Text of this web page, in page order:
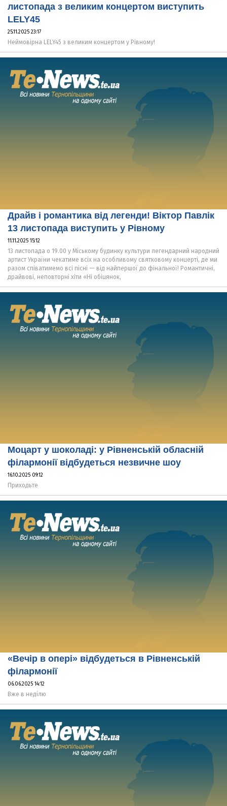
листопада з великим концертом виступить
LELY45
25.11.2025 23:17
Неймовірна LELY45 з великим концертом у Рівному!
Драйв і романтика від легенди! Віктор Павлік
13 листопада виступить у Рівному
11.11.2025 15:12
13 листопада о 19.00 у Міському будинку культури легендарний народний
артист України чекатиме всіх на особливому святковому концерті, де ми
разом співатимемо всі пісні — від найпершої до фінальної! Романтичні,
драйвові, неповторні хіти «Ні обіцянок,
Моцарт у шоколаді: у Рівненській обласній
філармонії відбудеться незвичне шоу
16.10.2025 09:12
Приходьте
«Вечір в опері» відбудеться в Рівненській
філармонії
06.06.2025 14:12
Вже в неділю